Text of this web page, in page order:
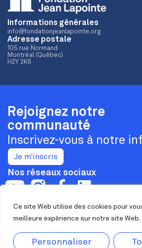
Ce site Web utilise des cookies pour
meilleure expérience sur notre site Web.
Personnaliser
Informations générales
info@fondationjeanlapointe.org
Adresse postale
105 rue Normand
Montréal (Québec)
H2Y 2K6
Rejoignez notre
communauté
Inscrivez-vous à notre
Je m'inscris
Nos réseaux sociaux
Confidentialité
Nous joindre